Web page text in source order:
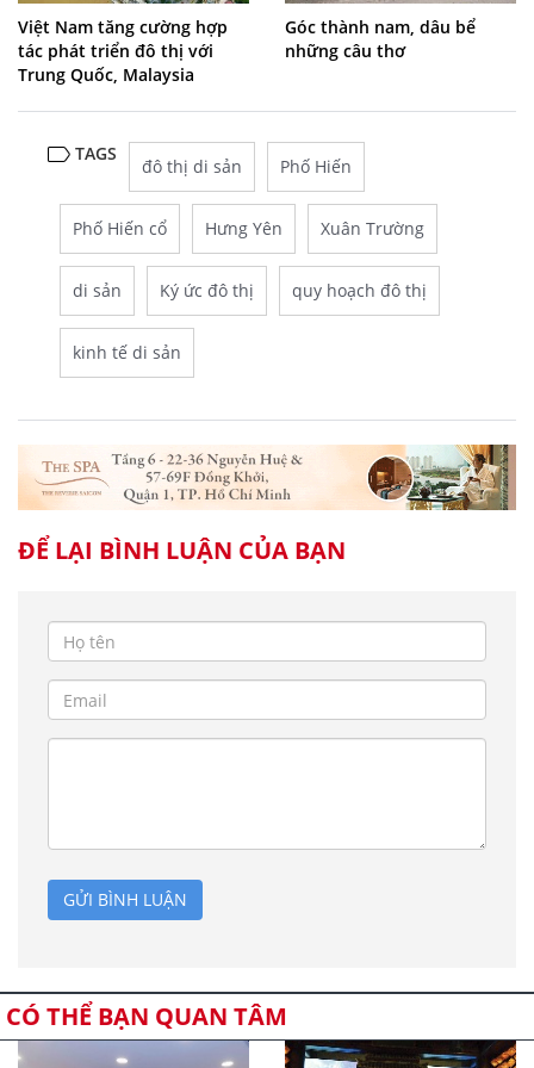
Việt Nam tăng cường hợp
tác phát triển đô thị với
Trung Quốc, Malaysia
Góc thành nam, dâu bể
những câu thơ
TAGS
đô thị di sản Phố Hiến
Phố Hiến cổ Hưng Yên Xuân Trường
di sản Ký ức đô thị quy hoạch đô thị
kinh tế di sản
ĐỂ LẠI BÌNH LUẬN CỦA BẠN
GỬI BÌNH LUẬN
CÓ THỂ BẠN QUAN TÂM